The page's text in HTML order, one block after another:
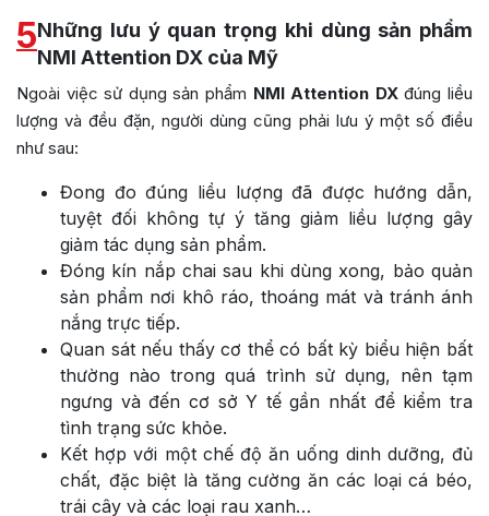
5Những lưu ý quan trọng khi dùng sản phẩm
NMI Attention DX của Mỹ
Ngoài việc sử dụng sản phẩm NMI Attention DXđúng liều
lượng và đều đặn, người dùng cũng phải lưu ý một số điều
như sau:
Đong đo đúng liều lượng đã được hướng dẫn,
tuyệt đối không tự ý tăng giảm liều lượng gây
giảm tác dụng sản phẩm.
Đóng kín nắp chai sau khi dùng xong, bảo quản
sản phẩm nơi khô ráo, thoáng mát và tránh ánh
nắng trực tiếp.
Quan sát nếu thấy cơ thể có bất kỳ biểu hiện bất
thường nào trong quá trình sử dụng, nên tạm
ngưng và đến cơ sở Y tế gần nhất để kiểm tra
tình trạng sức khỏe.
Kết hợp với một chế độ ăn uống dinh dưỡng, đủ
chất, đặc biệt là tăng cường ăn các loại cá béo,
trái cây và các loại rau xanh…